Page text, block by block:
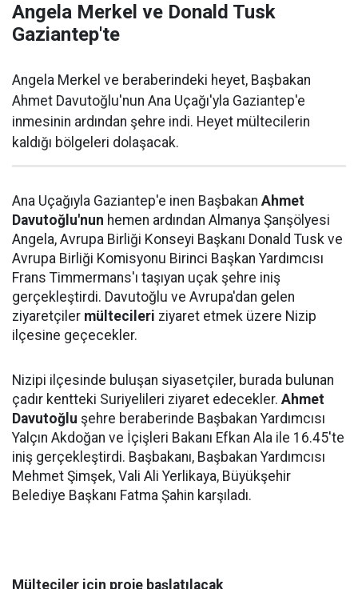
Angela Merkel ve Donald Tusk
Gaziantep'te
Angela Merkel ve beraberindeki heyet, Başbakan
Ahmet Davutoğlu'nun Ana Uçağı'yla Gaziantep'e
inmesinin ardından şehre indi. Heyet mültecilerin
kaldığı bölgeleri dolaşacak.
Ana Uçağıyla Gaziantep'e inen Başbakan Ahmet
Davutoğlu'nun hemen ardından Almanya Şanşölyesi
Angela, Avrupa Birliği Konseyi Başkanı Donald Tusk ve
Avrupa Birliği Komisyonu Birinci Başkan Yardımcısı
Frans Timmermans'ı taşıyan uçak şehre iniş
gerçekleştirdi. Davutoğlu ve Avrupa'dan gelen
ziyaretçiler mültecileri ziyaret etmek üzere Nizip
ilçesine geçecekler.
Nizipi ilçesinde buluşan siyasetçiler, burada bulunan
çadır kentteki Suriyelileri ziyaret edecekler. Ahmet
Davutoğlu şehre beraberinde Başbakan Yardımcısı
Yalçın Akdoğan ve İçişleri Bakanı Efkan Ala ile 16.45'te
iniş gerçekleştirdi. Başbakanı, Başbakan Yardımcısı
Mehmet Şimşek, Vali Ali Yerlikaya, Büyükşehir
Belediye Başkanı Fatma Şahin karşıladı.
Mülteciler için proje başlatılacak